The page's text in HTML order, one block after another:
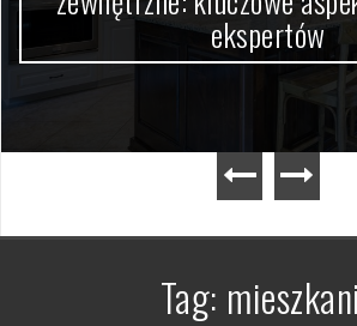
ekspertów
Tag: